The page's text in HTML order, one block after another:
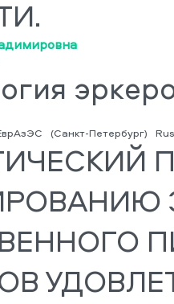
(Санкт-Петербург)